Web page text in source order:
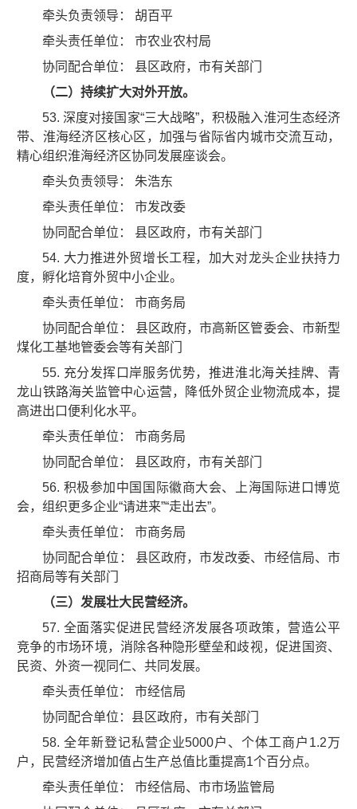
牵头负责领导： 胡百平
牵头责任单位： 市农业农村局
协同配合单位： 县区政府，市有关部门
（二）持续扩大对外开放。
53. 深度对接国家“三大战略”，积极融入淮河生态经济
带、淮海经济区核心区，加强与省际省内城市交流互动，
精心组织淮海经济区协同发展座谈会。
牵头负责领导： 朱浩东
牵头责任单位： 市发改委
协同配合单位： 县区政府，市有关部门
54. 大力推进外贸增长工程，加大对龙头企业扶持力
度，孵化培育外贸中小企业。
牵头责任单位： 市商务局
协同配合单位： 县区政府，市高新区管委会、市新型
煤化工基地管委会等有关部门
55. 充分发挥口岸服务优势，推进淮北海关挂牌、青
龙山铁路海关监管中心运营，降低外贸企业物流成本，提
高进出口便利化水平。
牵头责任单位： 市商务局
协同配合单位： 县区政府，市有关部门
56. 积极参加中国国际徽商大会、上海国际进口博览
会，组织更多企业“请进来”“走出去”。
牵头责任单位： 市商务局
协同配合单位： 县区政府，市发改委、市经信局、市
招商局等有关部门
（三）发展壮大民营经济。
57. 全面落实促进民营经济发展各项政策，营造公平
竞争的市场环境，消除各种隐形壁垒和歧视，促进国资、
民资、外资一视同仁、共同发展。
牵头责任单位： 市经信局
协同配合单位：县区政府，市有关部门
58. 全年新登记私营企业5000户、个体工商户1.2万
户，民营经济增加值占生产总值比重提高1个百分点。
牵头责任单位： 市经信局、市市场监管局